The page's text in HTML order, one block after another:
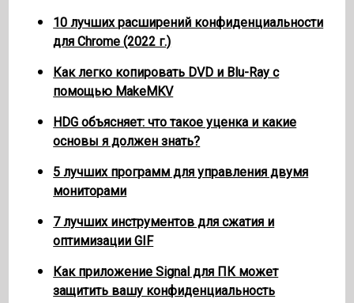
10 лучших расширений конфиденциальности
для Chrome (2022 г.)
Как легко копировать DVD и Blu-Ray с
помощью MakeMKV
HDG объясняет: что такое уценка и какие
основы я должен знать?
5 лучших программ для управления двумя
мониторами
7 лучших инструментов для сжатия и
оптимизации GIF
Как приложение Signal для ПК может
защитить вашу конфиденциальность